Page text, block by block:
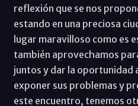
reflexión que se nos
estando en una preciosa
lugar maravilloso como es
también aprovechamos
juntos y dar la oportunidad
exponer sus problemas y
este encuentro, tenemos